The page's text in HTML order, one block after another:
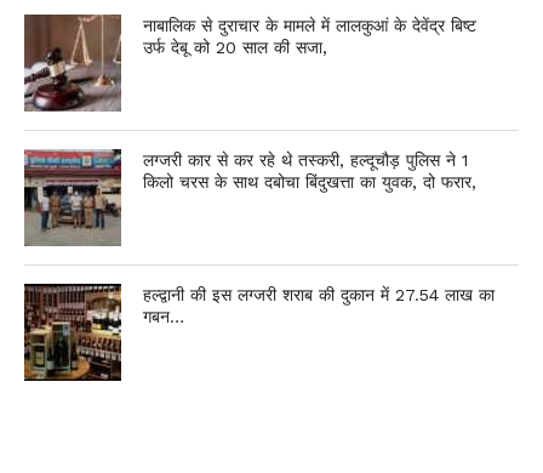
नाबालिक से दुराचार के मामले में लालकुआं के देवेंद्र बिष्ट
उर्फ देबू को 20 साल की सजा,
लग्जरी कार से कर रहे थे तस्करी, हल्दूचौड़ पुलिस ने 1
किलो चरस के साथ दबोचा बिंदुखत्ता का युवक, दो फरार,
हल्द्वानी की इस लग्जरी शराब की दुकान में 27.54 लाख का
गबन…